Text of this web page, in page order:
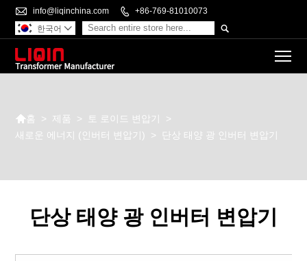
 info@liqinchina.com  +86-769-81010073

한국어 
홈 > 제품 > 토 로이드 변압기
>
새로운 에너지 (인버터 변압기)
> 단상 태양 광 인버터 변압기
단상 태양 광 인버터 변압기